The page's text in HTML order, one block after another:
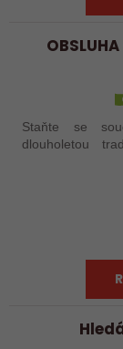
Staňte se
dlouholetou
aktuálně